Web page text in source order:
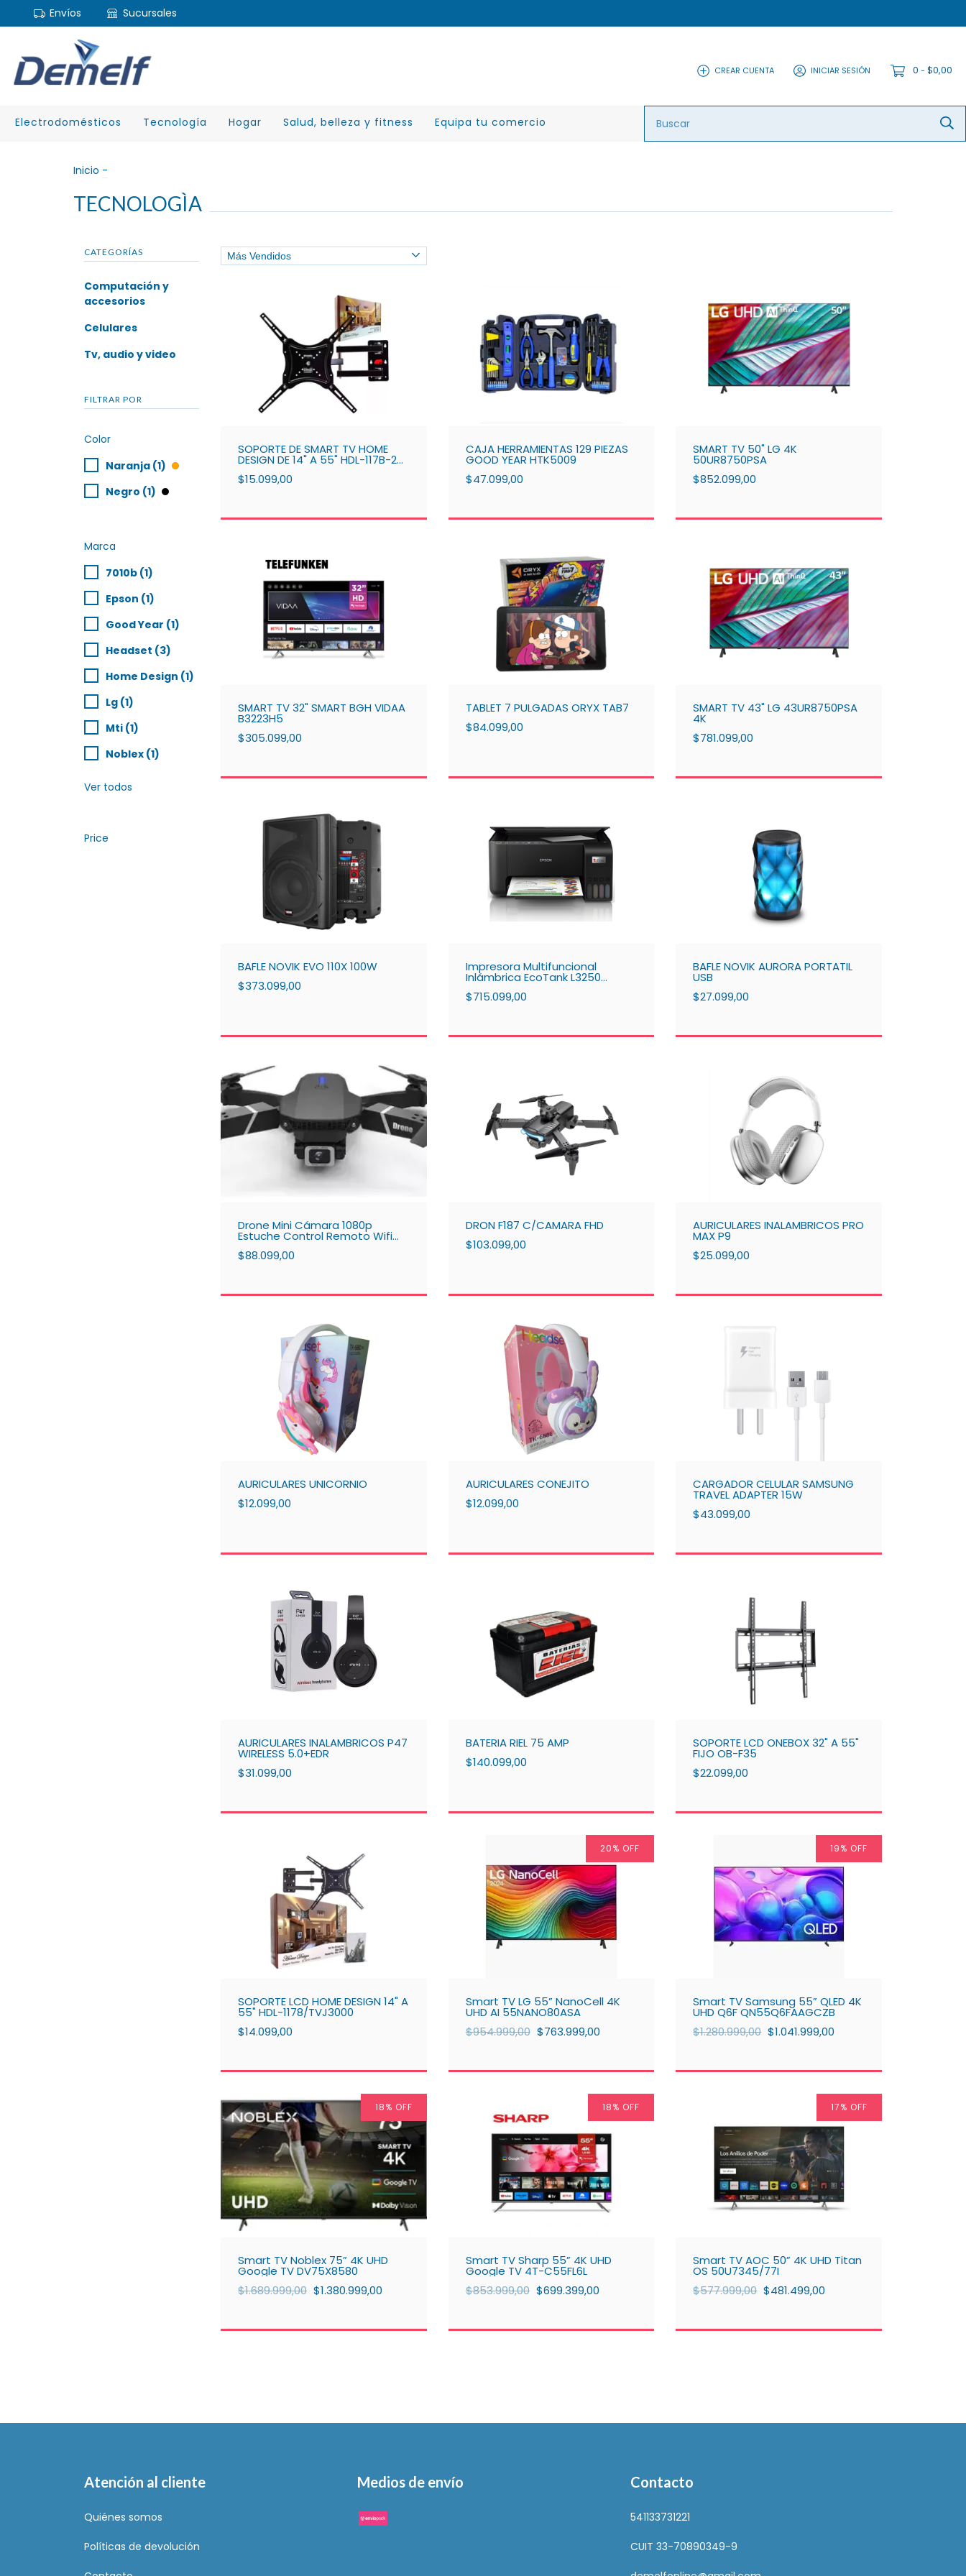
Envíos Sucursales
CREAR CUENTA INICIAR SESIÓN 0 - $0,00
Electrodomésticos Tecnología Hogar Salud, belleza y fitness Equipa tu comercio
Inicio -
TECNOLOGÌA
CATEGORÍAS
Computación y
accesorios
Celulares
Tv, audio y video
FILTRAR POR
Color
Naranja (1)
Negro (1)
Marca
7010b (1)
Epson (1)
Good Year (1)
Headset (3)
Home Design (1)
Lg (1)
Mti (1)
Noblex (1)
Ver todos
Price
SOPORTE DE SMART TV HOME
DESIGN DE 14" A 55" HDL-117B-2
$15.099,00
CAJA HERRAMIENTAS 129 PIEZAS
GOOD YEAR HTK5009
$47.099,00
SMART TV 50" LG 4K
50UR8750PSA
$852.099,00
SMART TV 32" SMART BGH VIDAA
B3223H5
$305.099,00
TABLET 7 PULGADAS ORYX TAB7
$84.099,00
SMART TV 43" LG 43UR8750PSA
4K
$781.099,00
BAFLE NOVIK EVO 110X 100W
$373.099,00
Impresora Multifuncional
Inlámbrica EcoTank L3250
$715.099,00
BAFLE NOVIK AURORA PORTATIL
USB
$27.099,00
Drone Mini Cámara 1080p
Estuche Control Remoto Wifi
$88.099,00
DRON F187 C/CAMARA FHD
$103.099,00
AURICULARES INALAMBRICOS PRO
MAX P9
$25.099,00
AURICULARES UNICORNIO
$12.099,00
AURICULARES CONEJITO
$12.099,00
CARGADOR CELULAR SAMSUNG
TRAVEL ADAPTER 15W
$43.099,00
AURICULARES INALAMBRICOS P47
WIRELESS 5.0+EDR
$31.099,00
BATERIA RIEL 75 AMP
$140.099,00
SOPORTE LCD ONEBOX 32" A 55"
FIJO OB-F35
$22.099,00
SOPORTE LCD HOME DESIGN 14" A
55" HDL-1178/TVJ3000
$14.099,00
20% OFF
Smart TV LG 55” NanoCell 4K
UHD AI 55NANO80ASA
$954.999,00 $763.999,00
19% OFF
Smart TV Samsung 55” QLED 4K
UHD Q6F QN55Q6FAAGCZB
$1.280.999,00 $1.041.999,00
18% OFF
Smart TV Noblex 75” 4K UHD
Google TV DV75X8580
$1.689.999,00 $1.380.999,00
18% OFF
Smart TV Sharp 55” 4K UHD
Google TV 4T-C55FL6L
$853.999,00 $699.399,00
17% OFF
Smart TV AOC 50” 4K UHD Titan
OS 50U7345/77I
$577.999,00 $481.499,00
Atención al cliente
Quiénes somos
Políticas de devolución
Medios de envío Contacto
541133731221
CUIT 33-70890349-9